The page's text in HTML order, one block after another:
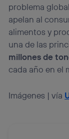
problema
apelan al
alimentos y
una de las
millones de
cada año en el
Imágenes | vía